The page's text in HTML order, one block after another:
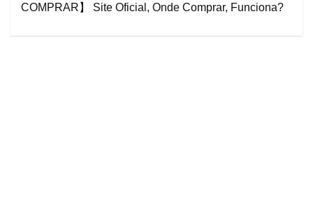
COMPRAR】 Site Oficial, Onde Comprar, Funciona?